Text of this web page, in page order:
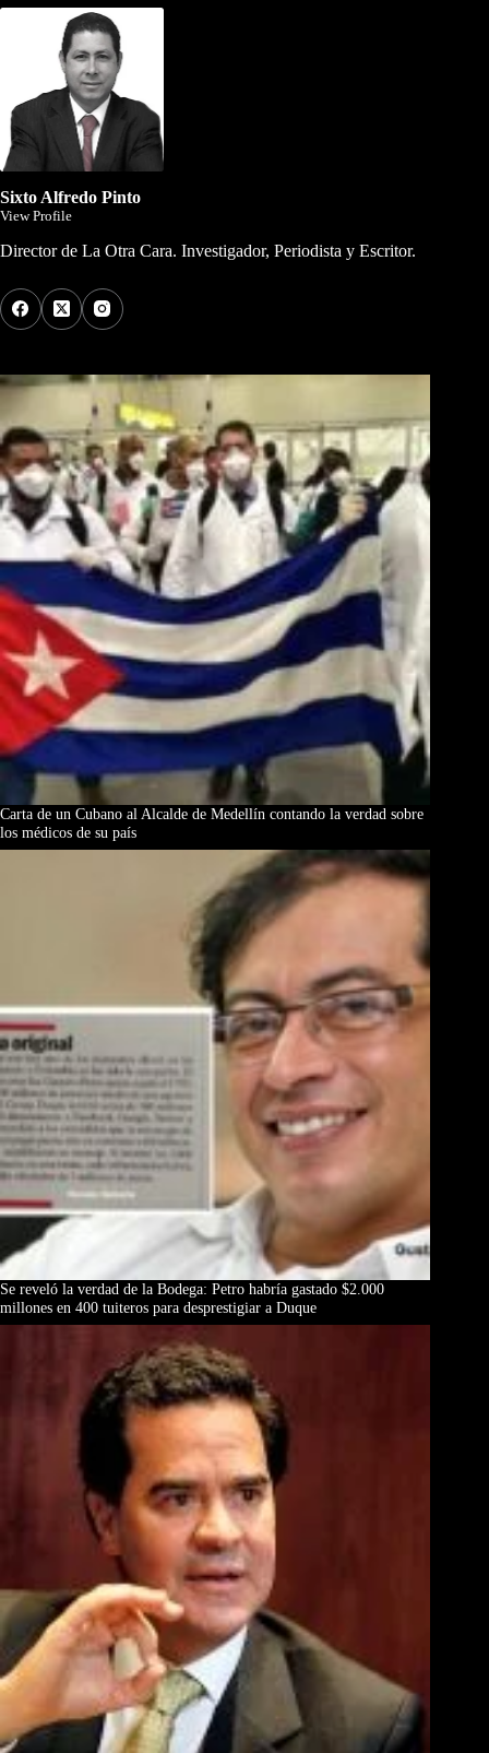
Sixto Alfredo Pinto
View Profile
Director de La Otra Cara. Investigador, Periodista y Escritor.
Carta de un Cubano al Alcalde de Medellín contando la verdad sobre
los médicos de su país
Se reveló la verdad de la Bodega: Petro habría gastado $2.000
millones en 400 tuiteros para desprestigiar a Duque